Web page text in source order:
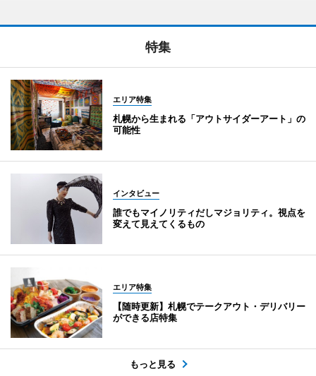
特集
エリア特集
札幌から生まれる「アウトサイダーアート」の
可能性
インタビュー
誰でもマイノリティだしマジョリティ。視点を
変えて見えてくるもの
エリア特集
【随時更新】札幌でテークアウト・デリバリー
ができる店特集
もっと見る